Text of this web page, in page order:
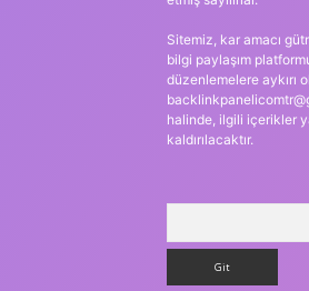
Sitemiz, kar amacı
bilgi paylaşım
düzenlemelere aykırı
halinde, ilgili içerikler
kaldırılacaktır.